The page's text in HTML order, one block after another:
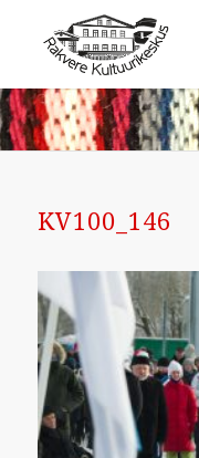
KV100_146